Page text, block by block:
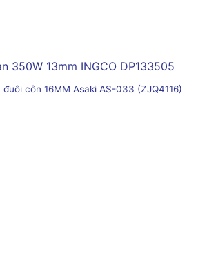
côn 16MM Asaki AS-033 (ZJQ4116)